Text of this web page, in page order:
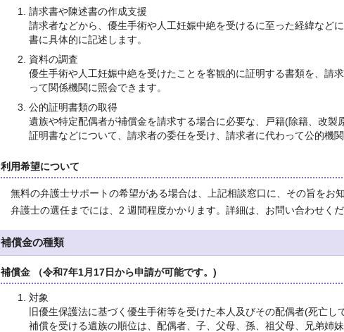
請求書や陳述書の作成支援
請求者などから、優生手術や人工妊娠中絶を受けるに至った経緯など
書に具体的に記述します。
資料の調査
優生手術や人工妊娠中絶を受けたことを客観的に証明する書類を、請
って関係機関に照会できます。
公的証明書類の取得
遺族や特定配偶者が補償金を請求する場合に必要な、戸籍(除籍、改製
証明書などについて、請求者の委任を受け、請求者に代わって公的機
利用希望について
無料の弁護士サポートの希望がある場合は、上記相談窓口に、その旨をお知
弁護士の選任までには、2 週間程度かかります。詳細は、お問い合わせくだ
補償金の種類
補償金 （令和7年1月17日から申請が可能です。)
対象
旧優生保護法に基づく優生手術等を受けた本人及びその配偶者(死亡し
補償を受ける遺族の順位は、配偶者、子、父母、孫、祖父母、兄弟姉